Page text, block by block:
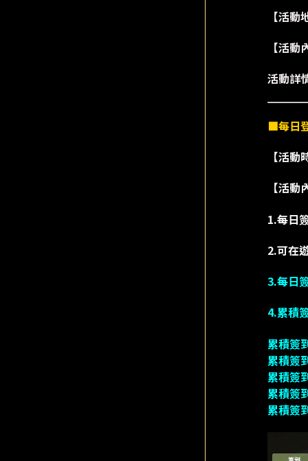
【活
【活
活動詳
■每日
【活
【活動
1.每日
2.可在
3.每日​
4.累積
累積簽
累積簽
累積簽
累積簽
累積簽